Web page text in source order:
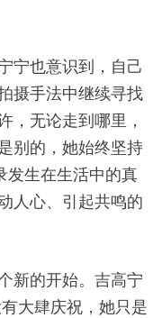
宁也意识到，自己
摄手法中继续寻找
，无论走到哪里，
别的，她始终坚持
生在生活中的真
人心、引起共鸣的
新的开始。吉高宁
大肆庆祝，她只是